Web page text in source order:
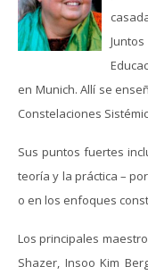
en Munich. Allí se
Constelaciones
Sus puntos fuertes
teoría y la práctica –
o en los enfoques
Los principales
Shazer, Insoo Kim